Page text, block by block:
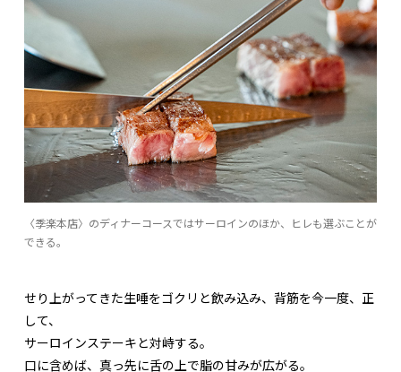
〈季楽本店〉のディナーコースではサーロインのほか、ヒレも選ぶことが
できる。
せり上がってきた生唾をゴクリと飲み込み、背筋を今一度、正
して、
サーロインステーキと対峙する。
口に含めば、真っ先に舌の上で脂の甘みが広がる。